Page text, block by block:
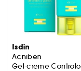
Isdin
Acniben
Gel-creme Controlo